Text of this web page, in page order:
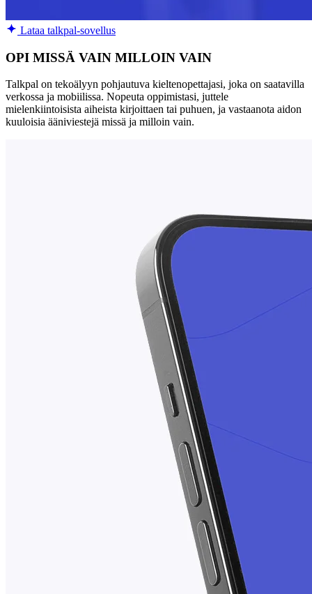
Lataa talkpal-sovellus
OPI MISSÄ VAIN MILLOIN VAIN
Talkpal on tekoälyyn pohjautuva kieltenopettajasi, joka on saatavilla
verkossa ja mobiilissa. Nopeuta oppimistasi, juttele
mielenkiintoisista aiheista kirjoittaen tai puhuen, ja vastaanota aidon
kuuloisia ääniviestejä missä ja milloin vain.